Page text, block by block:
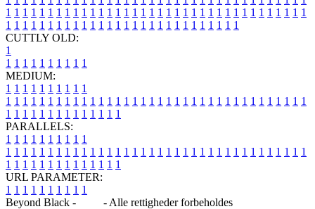
1 1 1 1 1 1 1 1 1 1 1 1 1 1 1 1 1 1 1 1 1 1 1 1 1 1 1 1 1 1 1 1 1 1 1 1
1 1 1 1 1 1 1 1 1 1 1 1 1 1 1 1 1 1 1 1 1 1 1 1 1 1 1 1
CUTTLY OLD:
1
1 1 1 1 1 1 1 1 1 1
MEDIUM:
1 1 1 1 1 1 1 1 1 1
1 1 1 1 1 1 1 1 1 1 1 1 1 1 1 1 1 1 1 1 1 1 1 1 1 1 1 1 1 1 1 1 1 1 1 1
1 1 1 1 1 1 1 1 1 1 1 1 1 1
PARALLELS:
1 1 1 1 1 1 1 1 1 1
1 1 1 1 1 1 1 1 1 1 1 1 1 1 1 1 1 1 1 1 1 1 1 1 1 1 1 1 1 1 1 1 1 1 1 1
1 1 1 1 1 1 1 1 1 1 1 1 1 1
URL PARAMETER:
1 1 1 1 1 1 1 1 1 1
Beyond Black -
- Alle rettigheder forbeholdes